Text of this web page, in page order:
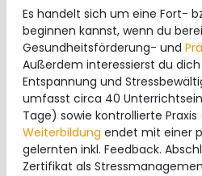
Es handelt sich um eine Fort-
beginnen kannst, wenn du
Gesundheitsförderung- und
Außerdem interessierst du
Entspannung und
umfasst circa 40
Tage) sowie kontrollierte Praxis
Weiterbildung endet mit einer
gelernten inkl. Feedback.
Zertifikat als